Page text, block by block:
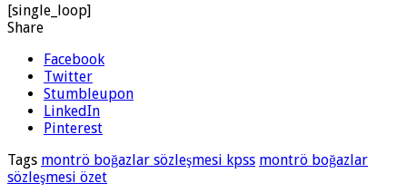
[single_loop]
Share
Facebook
Twitter
Stumbleupon
LinkedIn
Pinterest
Tags montrö boğazlar sözleşmesi kpss montrö boğazlar
sözleşmesi özet